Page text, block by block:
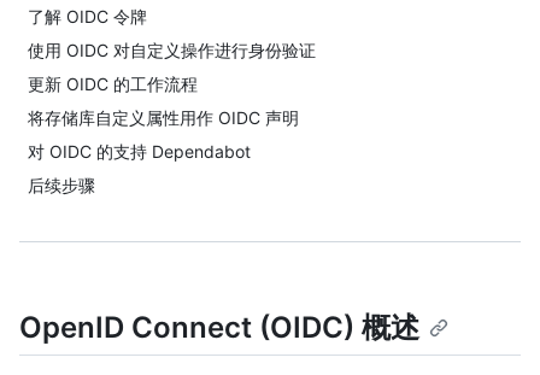
了解 OIDC 令牌
使用 OIDC 对自定义操作进行身份验证
更新 OIDC 的工作流程
将存储库自定义属性用作 OIDC 声明
对 OIDC 的支持 Dependabot
后续步骤
OpenID Connect (OIDC) 概述